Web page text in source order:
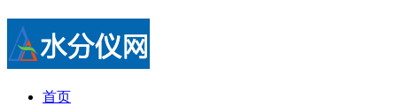
首页